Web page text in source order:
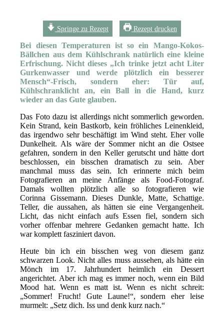
Springe zu Rezept Rezept drucken
Bei diesen Temperaturen ist so ein Mango-Kokos-
Bällchen aus dem Kühlschrank natürlich eine kleine
Erfrischung. Nicht dieses „Ich trinke jetzt acht Liter
Gurkenwasser und werde plötzlich ein besserer
Mensch“-Frisch, sondern eher: Tür auf,
Kühlschranklicht an, ein Ball in die Hand, kurz
wieder an das Gute glauben.
Das Foto dazu ist allerdings nicht sommerlich geworden.
Kein Strand, kein Bastkorb, kein fröhliches Leinenkleid,
das irgendwo sehr beschäftigt im Wind steht. Eher volle
Dunkelheit. Als wäre der Sommer nicht an die Ostsee
gefahren, sondern in den Keller gerutscht und hätte dort
beschlossen, ein bisschen dramatisch zu sein. Aber
manchmal muss das sein. Ich erinnerte mich beim
Fotografieren an meine Anfänge als Food-Fotograf.
Damals wollten plötzlich alle so fotografieren wie
Corinna Gissemann. Dieses Dunkle, Matte, Schattige.
Teller, die aussahen, als hätten sie eine Vergangenheit.
Licht, das nicht einfach aufs Essen fiel, sondern sich
vorher offenbar mehrere Gedanken gemacht hatte. Ich
war komplett fasziniert davon.
Heute bin ich ein bisschen weg von diesem ganz
schwarzen Look. Nicht alles muss aussehen, als hätte ein
Mönch im 17. Jahrhundert heimlich ein Dessert
angerichtet. Aber ich mag es immer noch, wenn ein Bild
Mood hat. Wenn es matt ist. Wenn es nicht schreit:
„Sommer! Frucht! Gute Laune!“, sondern eher leise
murmelt: „Setz dich. Iss und denk kurz nach.“